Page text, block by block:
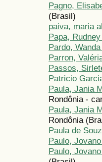
Pagno,
(Brasil)
paiva, maria
Papa,
Pardo,
Parron,
Passos,
Patricio
Paula, Jania
Rondônia -
Paula, Jania
Rondônia
Paula de
Paulo,
Paulo,